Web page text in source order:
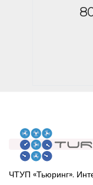
ЧТУП «Тьюринг».